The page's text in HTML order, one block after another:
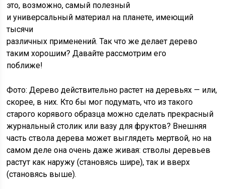
это, возможно, самый полезный
и универсальный материал на планете, имеющий
тысячи
различных применений. Так что же делает дерево
таким хорошим? Давайте рассмотрим его
поближе!
Фото: Дерево действительно растет на деревьях — или,
скорее, в них. Кто бы мог подумать, что из такого
старого корявого образца можно сделать прекрасный
журнальный столик или вазу для фруктов? Внешняя
часть ствола дерева может выглядеть мертвой, но на
самом деле она очень даже живая: стволы деревьев
растут как наружу (становясь шире), так и вверх
(становясь выше).